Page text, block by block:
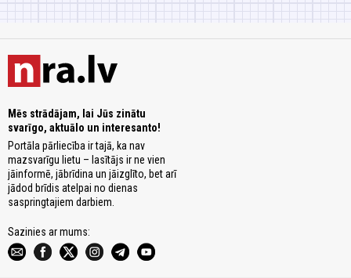
Mēs strādājam, lai Jūs zinātu
svarīgo, aktuālo un interesanto!
Portāla pārliecība ir tajā, ka nav
mazsvarīgu lietu – lasītājs ir ne vien
jāinformē, jābrīdina un jāizglīto, bet arī
jādod brīdis atelpai no dienas
saspringtajiem darbiem.
Sazinies ar mums: